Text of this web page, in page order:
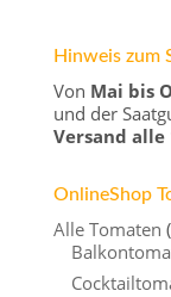
Hinweis zum
Von Mai bis
und der
Versand alle
OnlineShop
Alle Tomaten